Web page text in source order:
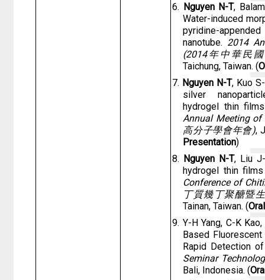
6. Nguyen N-T,
Water-induced
pyridine-
nanotube. 2014
(2014年中華民
Taichung, Taiwan. (
7. Nguyen N-T, Kuo
silver
hydrogel thin
Annual Meeting of
高分子學會年會),
Presentation)
8. Nguyen N-T, Liu
hydrogel thin
Conference of
丁質幾丁聚醣暨
Tainan, Taiwan. (
9. Y-H Yang, C-K Kao,
Based
Rapid Detection
Seminar
Bali, Indonesia. (